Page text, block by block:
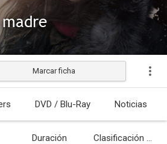
Estrenada
Marcar ficha
DVD / Blu-Ray Noticias
Duración Clasificación por edades